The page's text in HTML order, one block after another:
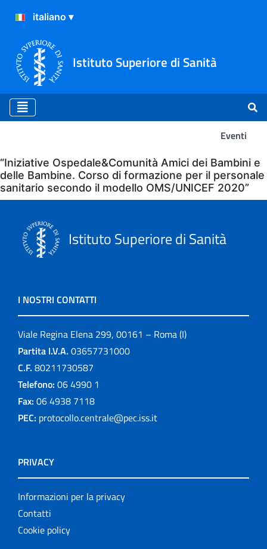
Istituto Superiore di Sanità
Eventi
Eventi
“Iniziative Ospedale&Comunità Amici dei Bambini e
delle Bambine. Corso di formazione per il personale
sanitario secondo il modello OMS/UNICEF 2020”
Istituto Superiore di Sanità
I NOSTRI CONTATTI
Viale Regina Elena 299, 00161 – Roma (I)
Partita I.V.A. 03657731000
C.F. 80211730587
Telefono: 06 4990 1
Fax: 06 4938 7118
PEC: protocollo.centrale@pec.iss.it
PRIVACY
Informazioni per la privacy
Contatti
Cookie policy